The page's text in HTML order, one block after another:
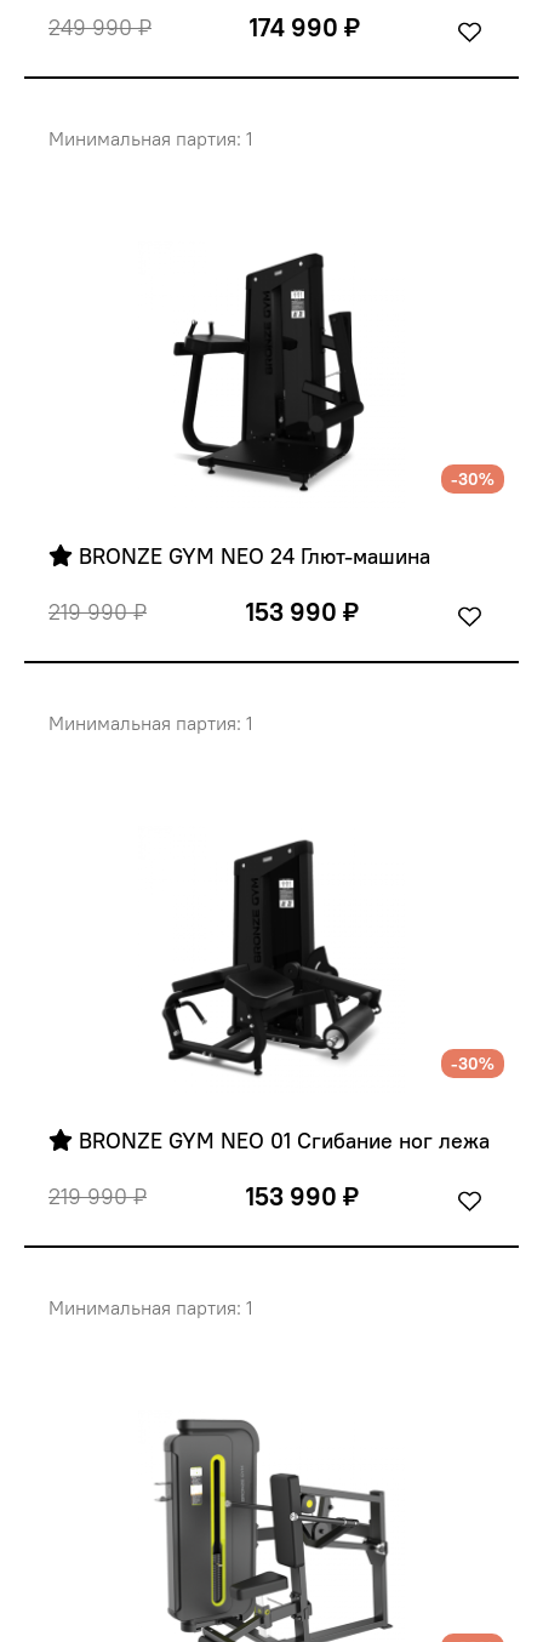
249 990 ₽ 174 990 ₽
Минимальная партия: 1
-30%
BRONZE GYM NEO 24 Глют-машина
219 990 ₽
153 990 ₽
Минимальная партия: 1
-30%
BRONZE GYM NEO 01 Сгибание ног лежа
219 990 ₽
153 990 ₽
Минимальная партия: 1